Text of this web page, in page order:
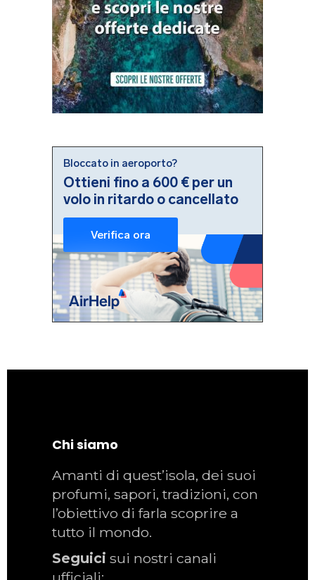
Chi siamo
Amanti di quest’isola, dei suoi
profumi, sapori, tradizioni, con
l’obiettivo di farla scoprire a
tutto il mondo.
Seguici sui nostri canali